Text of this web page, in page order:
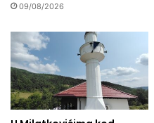
09/08/2026